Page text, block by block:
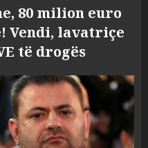
80 milion euro
Vendi, lavatriçe
të drogës